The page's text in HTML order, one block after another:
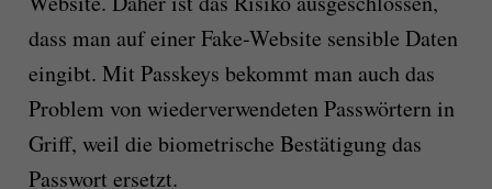
dass man auf einer Fake-Website sensible Daten
eingibt. Mit Passkeys bekommt man auch das
Problem von wiederverwendeten Passwörtern in
Griff, weil die biometrische Bestätigung das
Passwort ersetzt.